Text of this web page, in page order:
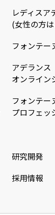
レディスア
(女性の方
フォンテー
アデランス
オンライン
フォンテー
プロフェッ
研究開発
採用情報